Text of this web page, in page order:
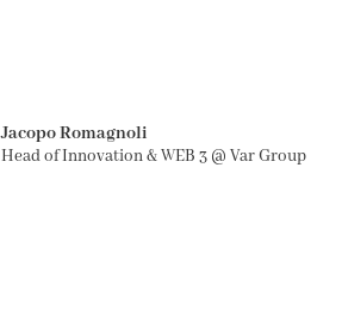
Jacopo Romagnoli
Head of Innovation & WEB 3 @ Var Group